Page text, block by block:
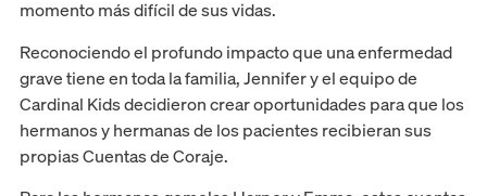
momento más difícil de sus vidas.
Reconociendo el profundo impacto que una enfermedad
grave tiene en toda la familia, Jennifer y el equipo de
Cardinal Kids decidieron crear oportunidades para que los
hermanos y hermanas de los pacientes recibieran sus
propias Cuentas de Coraje.